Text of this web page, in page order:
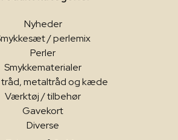
Nyheder
/ perlemix
Perler
Smykkematerialer
tråd, metaltråd og kæde
Værktøj / tilbehør
Gavekort
Diverse